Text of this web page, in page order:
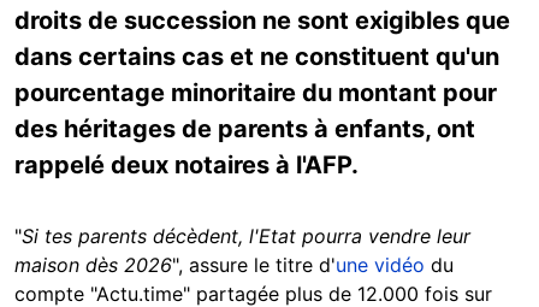
droits de succession ne sont exigibles que
dans certains cas et ne constituent qu'un
pourcentage minoritaire du montant pour
des héritages de parents à enfants, ont
rappelé deux notaires à l'AFP.
"Si tes parents décèdent, l'Etat pourra vendre leur
maison dès 2026", assure le titre d'une vidéo du
compte "Actu.time" partagée plus de 12.000 fois sur